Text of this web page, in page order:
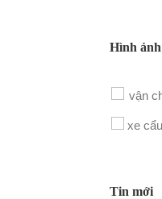
Hình
Tin mới